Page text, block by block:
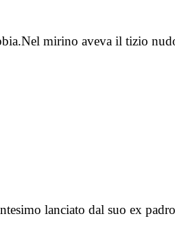
mirino aveva il tizio
lanciato dal suo ex